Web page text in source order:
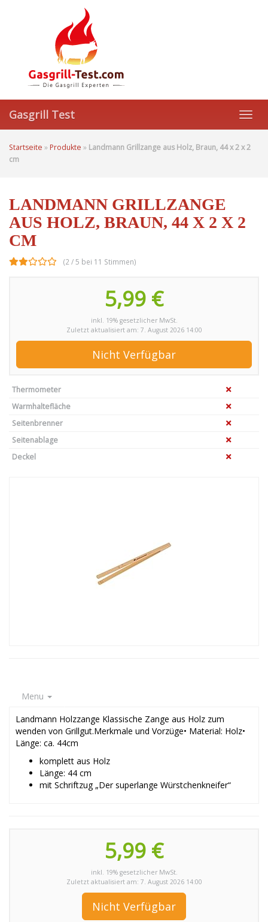
Gasgrill Test
Startseite » Produkte » Landmann Grillzange aus Holz, Braun, 44 x 2 x 2
cm
LANDMANN GRILLZANGE
AUS HOLZ, BRAUN, 44 X 2 X 2
CM
(2 / 5 bei 11 Stimmen)
5,99 €
inkl. 19% gesetzlicher MwSt.
Zuletzt aktualisiert am: 7. August 2026 14:00
Nicht Verfügbar
Thermometer
Warmhaltefläche
Seitenbrenner
Seitenablage
Deckel
Menu
Landmann Holzzange Klassische Zange aus Holz zum
wenden von Grillgut.Merkmale und Vorzüge• Material: Holz•
Länge: ca. 44cm
komplett aus Holz
Länge: 44 cm
mit Schriftzug „Der superlange Würstchenkneifer“
5,99 €
inkl. 19% gesetzlicher MwSt.
Zuletzt aktualisiert am: 7. August 2026 14:00
Nicht Verfügbar